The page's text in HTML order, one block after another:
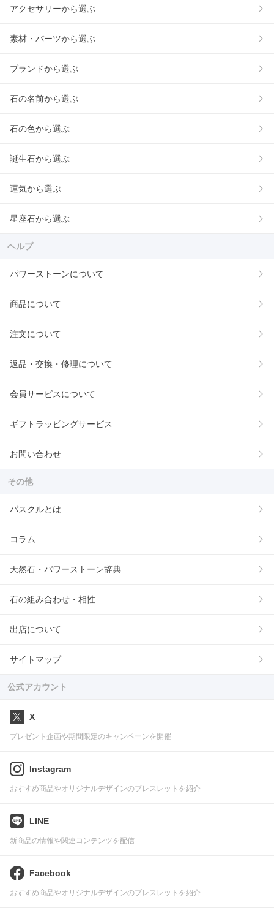
アクセサリーから選ぶ
素材・パーツから選ぶ
ブランドから選ぶ
石の名前から選ぶ
石の色から選ぶ
誕生石から選ぶ
運気から選ぶ
星座石から選ぶ
ヘルプ
パワーストーンについて
商品について
注文について
返品・交換・修理について
会員サービスについて
ギフトラッピングサービス
お問い合わせ
その他
パスクルとは
コラム
天然石・パワーストーン辞典
石の組み合わせ・相性
出店について
サイトマップ
公式アカウント
X
プレゼント企画や期間限定のキャンペーンを開催
Instagram
おすすめ商品やオリジナルデザインのブレスレットを紹介
LINE
新商品の情報や関連コンテンツを配信
Facebook
おすすめ商品やオリジナルデザインのブレスレットを紹介